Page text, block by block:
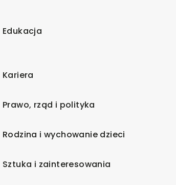
Edukacja
Kariera
Prawo, rząd i polityka
Rodzina i wychowanie dzieci
Sztuka i zainteresowania